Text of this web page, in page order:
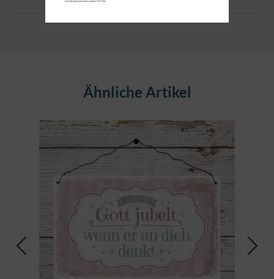
Produktgalerie überspringenÄhnliche Artikel